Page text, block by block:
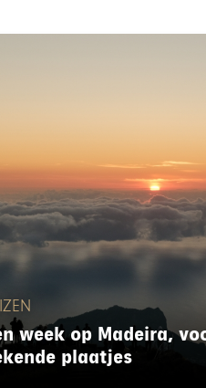
week op Madeira,
plaatjes